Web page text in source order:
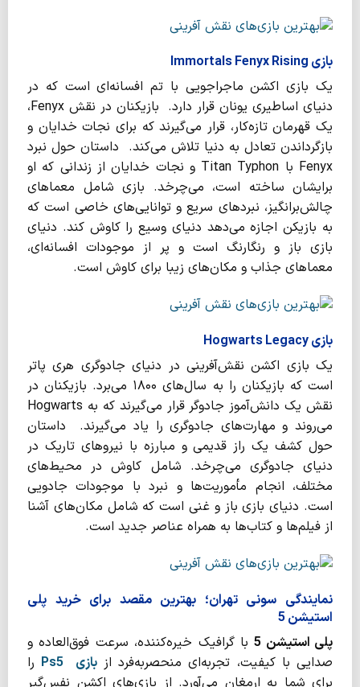
بازی Immortals Fenyx Rising
یک بازی اکشن ماجراجویی با تم افسانه‌ای است که در
دنیای اساطیری یونان قرار دارد. بازیکنان در نقش Fenyx،
یک قهرمان تازه‌کار، قرار می‌گیرند که برای نجات خدایان و
بازگرداندن تعادل به دنیا تلاش می‌کند. داستان حول نبرد
Fenyx با Titan Typhon و نجات خدایان از زندانی که او
برایشان ساخته است، می‌چرخد. بازی شامل معماهای
چالش‌برانگیز، نبردهای سریع و توانایی‌های خاصی است که
به بازیکن اجازه می‌دهد دنیای وسیع را کاوش کند. دنیای
بازی باز و رنگارنگ است و پر از موجودات افسانه‌ای،
معماهای جذاب و مکان‌های زیبا برای کاوش است.
بازی Hogwarts Legacy
یک بازی اکشن نقش‌آفرینی در دنیای جادوگری هری پاتر
است که بازیکنان را به سال‌های ۱۸۰۰ می‌برد. بازیکنان در
نقش یک دانش‌آموز جادوگر قرار می‌گیرند که به Hogwarts
می‌روند و مهارت‌های جادوگری را یاد می‌گیرند. داستان
حول کشف یک راز قدیمی و مبارزه با نیروهای تاریک در
دنیای جادوگری می‌چرخد. شامل کاوش در محیط‌های
مختلف، انجام مأموریت‌ها و نبرد با موجودات جادویی
است. دنیای بازی باز و غنی است که شامل مکان‌های آشنا
از فیلم‌ها و کتاب‌ها به همراه عناصر جدید است.
نمایندگی سونی تهران؛ بهترین مقصد برای خرید پلی
استیشن 5
پلی استیشن 5
با گرافیک خیره‌کننده، سرعت فوق‌العاده و
صدایی با کیفیت، تجربه‌ای منحصربه‌فرد ازبازی Ps5 را
برای شما به ارمغان می‌آورد. از بازی‌های اکشن نفس‌گیر